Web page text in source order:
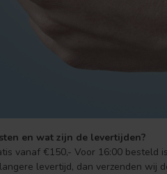
en wat zijn de levertijden?
vanaf €150,- Voor 16:00
levertijd, dan verzenden wij